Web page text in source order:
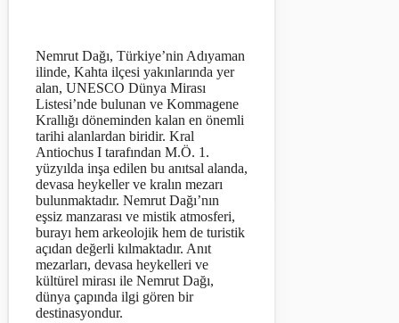
Nemrut Dağı, Türkiye’nin Adıyaman
ilinde, Kahta ilçesi yakınlarında yer
alan, UNESCO Dünya Mirası
Listesi’nde bulunan ve Kommagene
Krallığı döneminden kalan en önemli
tarihi alanlardan biridir. Kral
Antiochus I tarafından M.Ö. 1.
yüzyılda inşa edilen bu anıtsal alanda,
devasa heykeller ve kralın mezarı
bulunmaktadır. Nemrut Dağı’nın
eşsiz manzarası ve mistik atmosferi,
burayı hem arkeolojik hem de turistik
açıdan değerli kılmaktadır. Anıt
mezarları, devasa heykelleri ve
kültürel mirası ile Nemrut Dağı,
dünya çapında ilgi gören bir
destinasyondur.